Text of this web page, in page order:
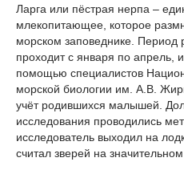
Ларга или пёстрая нерпа –
млекопитающее, которое
морском заповеднике. Период
проходит с января по апрель,
помощью специалистов
морской биологии им. А.В.
учёт родившихся малышей.
исследования проводились
исследователь выходил на
считал зверей на